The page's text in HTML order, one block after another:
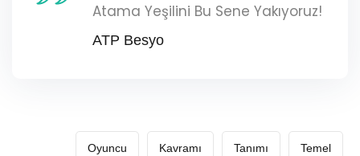
Atama Yeşilini Bu Sene Yakıyoruz!
ATP Besyo
Oyuncu Kavramı Tanımı Temel